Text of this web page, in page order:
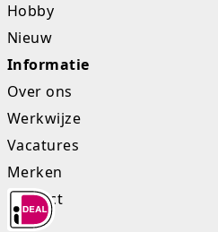
Hobby
Nieuw
Informatie
Over ons
Werkwijze
Vacatures
Merken
Contact
Zomer- en buitenspeelgoed